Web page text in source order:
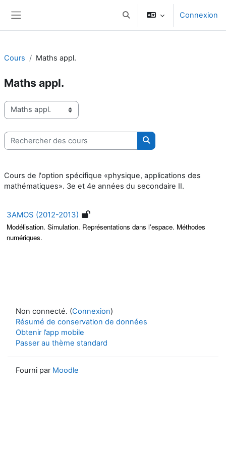
Activer/désactiver la saisie
Connexion
Cours Maths appl.
Maths appl.
Catégories de cours
Rechercher des cours
Rechercher des cours
Cours de l'option spécifique «physique, applications des
mathématiques». 3e et 4e années du secondaire II.
3AMOS (2012-2013)
Modélisation. Simulation. Représentations dans l'espace. Méthodes
numériques.
Non connecté. (Connexion)
Résumé de conservation de données
Obtenir l’app mobile
Passer au thème standard
Fourni par Moodle